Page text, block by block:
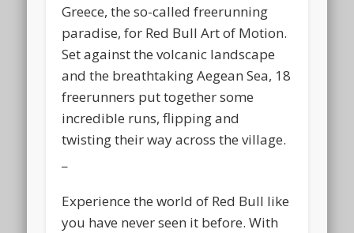
Greece, the so-called freerunning
paradise, for Red Bull Art of Motion.
Set against the volcanic landscape
and the breathtaking Aegean Sea, 18
freerunners put together some
incredible runs, flipping and
twisting their way across the village.
Experience the world of Red Bull like
you have never seen it before. With